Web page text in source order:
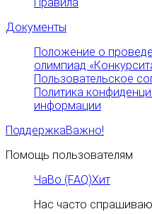
Документы
Положение о
олимпиад
Пользовательское
Политика
информации
ПоддержкаВажно!
Помощь пользователям
ЧаВо (FAQ)Хит
Нас часто